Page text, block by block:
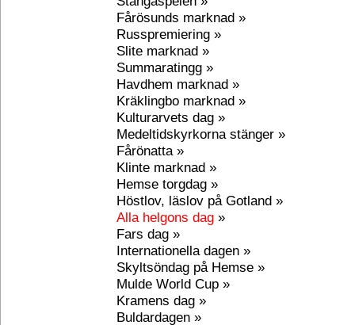
Fårösunds marknad »
Russpremiering »
Slite marknad »
Summaratingg »
Havdhem marknad »
Kräklingbo marknad »
Kulturarvets dag »
Medeltidskyrkorna stänger »
Fårönatta »
Klinte marknad »
Hemse torgdag »
Höstlov, läslov på Gotland »
Alla helgons dag »
Fars dag »
Internationella dagen »
Skyltsöndag på Hemse »
Mulde World Cup »
Kramens dag »
Buldardagen »